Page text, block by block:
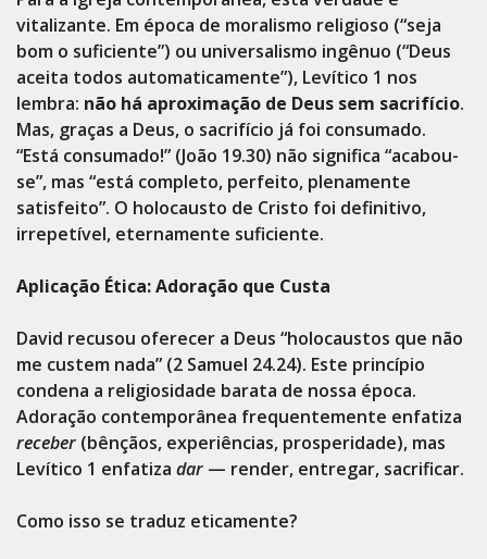
vitalizante. Em época de moralismo religioso (“seja
bom o suficiente”) ou universalismo ingênuo (“Deus
aceita todos automaticamente”), Levítico 1 nos
lembra: não há aproximação de Deus sem sacrifício.
Mas, graças a Deus, o sacrifício já foi consumado.
“Está consumado!” (João 19.30) não significa “acabou-
se”, mas “está completo, perfeito, plenamente
satisfeito”. O holocausto de Cristo foi definitivo,
irrepetível, eternamente suficiente.
Aplicação Ética: Adoração que Custa
David recusou oferecer a Deus “holocaustos que não
me custem nada” (2 Samuel 24.24). Este princípio
condena a religiosidade barata de nossa época.
Adoração contemporânea frequentemente enfatiza
receber (bênçãos, experiências, prosperidade), mas
Levítico 1 enfatiza dar — render, entregar, sacrificar.
Como isso se traduz eticamente?